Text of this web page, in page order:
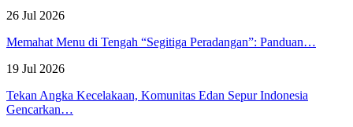
26 Jul 2026
Memahat Menu di Tengah “Segitiga Peradangan”: Panduan…
19 Jul 2026
Tekan Angka Kecelakaan, Komunitas Edan Sepur Indonesia
Gencarkan…